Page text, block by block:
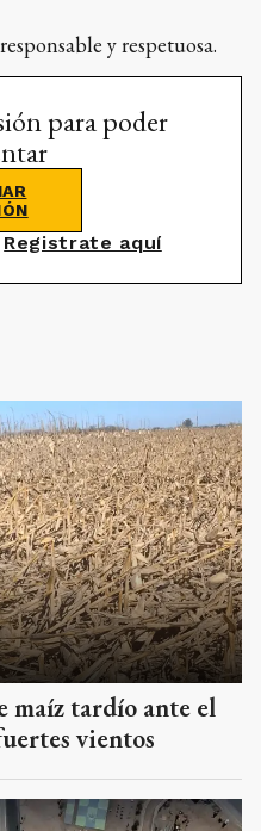
y respetuosa.
para poder
Registrate aquí
maíz tardío ante el
vientos